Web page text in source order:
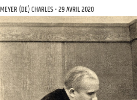
MEYER (DE) CHARLES 29 AVRIL 2020